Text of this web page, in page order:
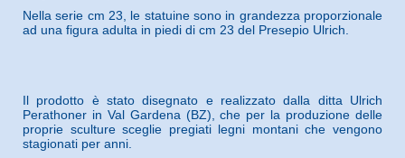
Nella serie cm 23, le statuine sono in grandezza proporzionale
ad una figura adulta in piedi di cm 23 del Presepio Ulrich.
Il prodotto è stato disegnato e realizzato dalla ditta Ulrich
Perathoner in Val Gardena (BZ), che per la produzione delle
proprie sculture sceglie pregiati legni montani che vengono
stagionati per anni.